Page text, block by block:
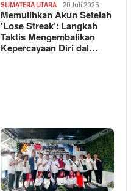
SUMATERA UTARA 20 Juli 2026
Memulihkan Akun Setelah
‘Lose Streak’: Langkah
Taktis Mengembalikan
Kepercayaan Diri dal…